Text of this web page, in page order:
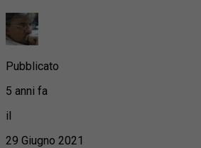
Pubblicato
5 anni fa
il
29 Giugno 2021